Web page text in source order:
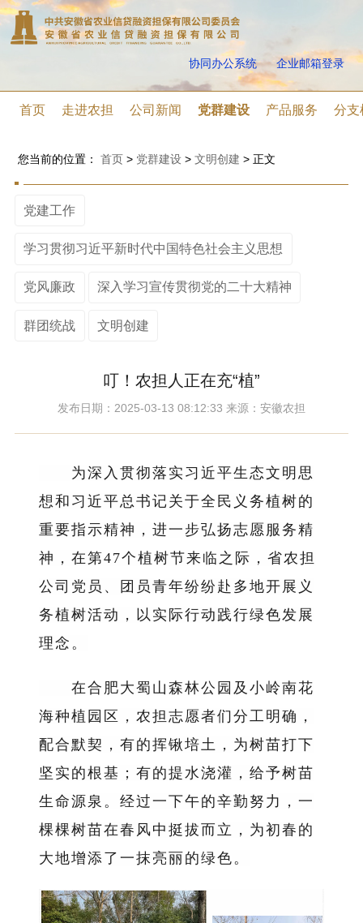
协同办公系统 企业邮箱登录
首页 走进农担 公司新闻 党群建设 产品服务 分支
您当前的位置： 首页 > 党群建设 >文明创建 >正文
党建工作
学习贯彻习近平新时代中国特色社会主义思想
党风廉政 深入学习宣传贯彻党的二十大精神
群团统战 文明创建
叮！农担人正在充“植”
发布日期：2025-03-13 08:12:33 来源：安徽农担
为深入贯彻落实习近平生态文明思
想和习近平总书记关于全民义务植树的
重要指示精神，进一步弘扬志愿服务精
神，在第47个植树节来临之际，省农担
公司党员、团员青年纷纷赴多地开展义
务植树活动，以实际行动践行绿色发展
理念。
在合肥大蜀山森林公园及小岭南花
海种植园区，农担志愿者们分工明确，
配合默契，有的挥锹培土，为树苗打下
坚实的根基；有的提水浇灌，给予树苗
生命源泉。经过一下午的辛勤努力，一
棵棵树苗在春风中挺拔而立，为初春的
大地增添了一抹亮丽的绿色。